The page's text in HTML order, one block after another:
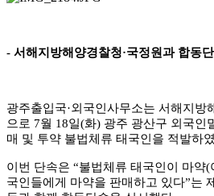
- 서해지방해양경찰청·국정원과 합동
광주출입국·외국인사무소는 서해지방
으로 7월 18일(화) 광주 광산구 외국인
매 및 투약 불법체류 태국인을 적발하
이번 단속은 “불법체류 태국인이 마약(
국인들에게 마약을 판매하고 있다”는